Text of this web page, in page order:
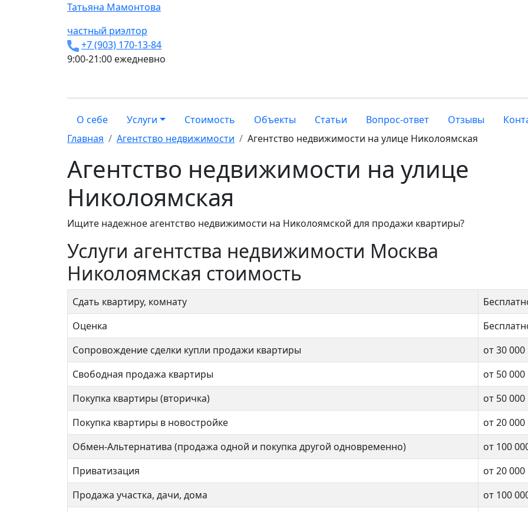
Татьяна Мамонтова
частный риэлтор
+7 (903) 170-13-84
9:00-21:00 ежедневно
О себе Услуги Стоимость Объекты Статьи Вопрос-ответ Отзывы
Главная
Агентство недвижимости Агентство недвижимости на улице Николоямская
Агентство недвижимости на улице
Николоямская
Ищите надежное агентство недвижимости на Николоямской для продажи квартиры?
Услуги агентства недвижимости Москва
Николоямская стоимость
Сдать квартиру, комнату
Оценка
Сопровождение сделки купли продажи квартиры
от 30 000
Свободная продажа квартиры
от 50 000
Покупка квартиры (вторичка)
от 50 000
Покупка квартиры в новостройке
от 20 000
Обмен-Альтернатива (продажа одной и покупка другой одновременно)
от 100
Приватизация
от 20 000
Продажа участка, дачи, дома
от 100